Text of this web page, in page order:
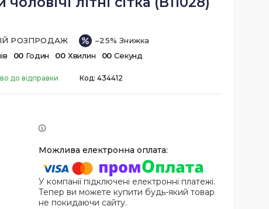
РОЗПРОДАЖ
–25%
00 Годин 00 Хвилин 00 Секунд
до відправки Код: 434412
У компанії підключені електронні платежі.
Тепер ви можете купити будь-який товар
не покидаючи сайту.